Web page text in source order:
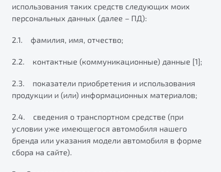
Обзор В наличии
X70
Универсальный кроссовер
Подробно
Автомобили в наличии
Автокредит
Спецпредложения
Будьте еще более уверены на дорогах с программой
Запись на сервис
Калькулятор ТО
Клиентская поддержка
использования таких средств следующих моих
персональных данных (далее – ПД):
2.1. фамилия, имя, отчество;
2.2. контактные (коммуникационные) данные [1];
2.3. показатели приобретения и использования
продукции и (или) информационных материалов;
2.4. сведения о транспортном средстве (при
условии уже имеющегося автомобиля нашего
бренда или указания модели автомобиля в форме
сбора на сайте).